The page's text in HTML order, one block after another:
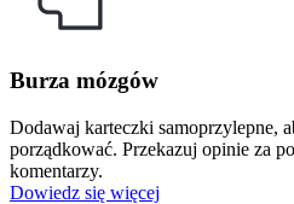
Burza mózgów
Dodawaj karteczki samoprzylepne,
porządkować. Przekazuj opinie za
komentarzy.
Dowiedz się więcej